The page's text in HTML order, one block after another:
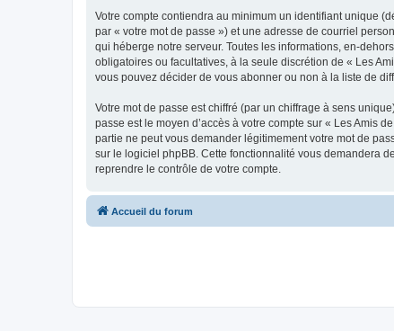
Votre compte contiendra au minimum un identifiant unique
par « votre mot de passe ») et une adresse de courriel
qui héberge notre serveur. Toutes les informations, en-
obligatoires ou facultatives, à la seule discrétion de « Les
vous pouvez décider de vous abonner ou non à la liste de
Votre mot de passe est chiffré (par un chiffrage à sens
passe est le moyen d’accès à votre compte sur « Les Amis
partie ne peut vous demander légitimement votre mot de
sur le logiciel phpBB. Cette fonctionnalité vous demandera
reprendre le contrôle de votre compte.
Accueil du forum